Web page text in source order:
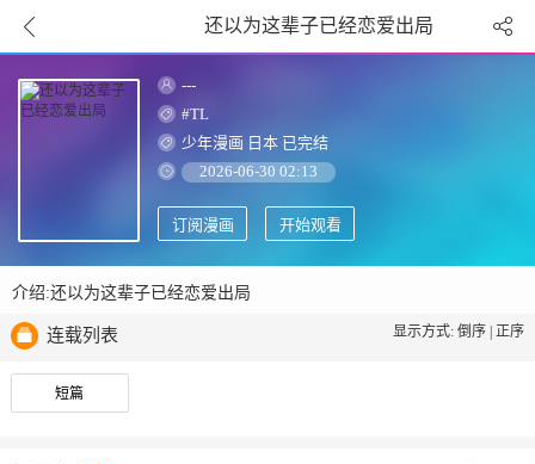
还以为这辈子已经恋爱出局
---
#TL
少年漫画 日本 已完结
2026-06-30 02:13
订阅漫画 开始观看
介绍:还以为这辈子已经恋爱出局
连载列表 显示方式: 倒序 |正序
短篇